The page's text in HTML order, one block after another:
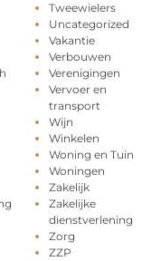
Tweewielers
Uncategorized
Vakantie
Verbouwen
Verenigingen
Vervoer en
transport
Wijn
Winkelen
Woning en Tuin
Woningen
Zakelijk
Zakelijke
dienstverlening
Zorg
ZZP